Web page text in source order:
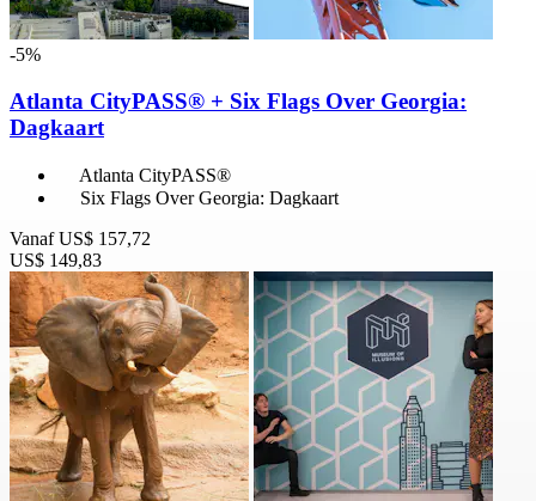
-5%
Atlanta CityPASS® + Six Flags Over Georgia:
Dagkaart
Atlanta CityPASS®
Six Flags Over Georgia: Dagkaart
Vanaf US$ 157,72
US$ 149,83